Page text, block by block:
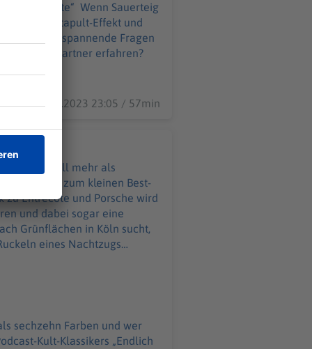
Wenn Sauerteig
ist der Katapult-Effekt und
01.11.2023 23:05 / 57min
NostradaTill mehr als
und dabei sogar eine
eines Nachtzugs
sechzehn Farben und wer